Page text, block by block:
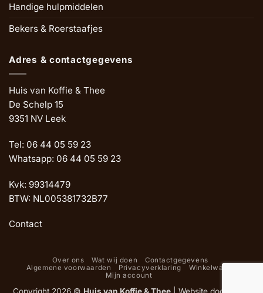
Handige hulpmiddelen
Bekers & Roerstaafjes
Adres & contactgegevens
Huis van Koffie & Thee
De Schelp 15
9351 NV Leek
Tel: 06 44 05 59 23
Whatsapp: 06 44 05 59 23
Kvk: 99314479
BTW: NL005381732B77
Contact
Over ons Wat wij doen
Contactgegevens
Algemene voorwaarden
Privacyverklaring
Winkelwagen
Mijn account